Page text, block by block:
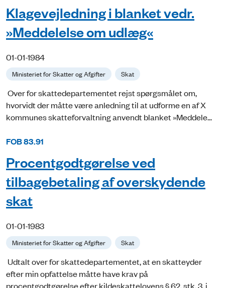
Klagevejledning i blanket vedr.
»Meddelelse om udlæg«
01-01-1984
Ministeriet for Skatter og Afgifter Skat
Over for skattedepartementet rejst spørgsmålet om,
hvorvidt der måtte være anledning til at udforme en af X
kommunes skatteforvaltning anvendt blanket »Meddele...
FOB 83.91
Procentgodtgørelse ved
tilbagebetaling af overskydende
skat
01-01-1983
Ministeriet for Skatter og Afgifter Skat
Udtalt over for skattedepartementet, at en skatteyder
efter min opfattelse måtte have krav på
procentgodtgørelse efter kildeskattelovens § 62, stk. 3, i